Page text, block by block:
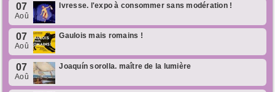
07
Aoû
Ivresse. l'expo à consommer sans modération !
07
Aoû
Gaulois mais romains !
07
Aoû
Joaquín sorolla. maître de la lumière